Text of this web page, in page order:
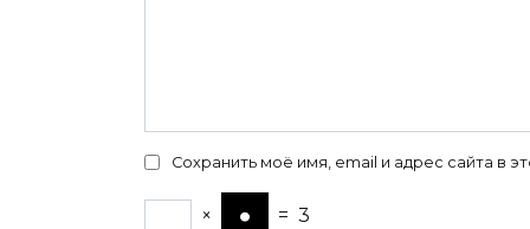
Сохранить моё имя, email и адрес сайта в
× = 3